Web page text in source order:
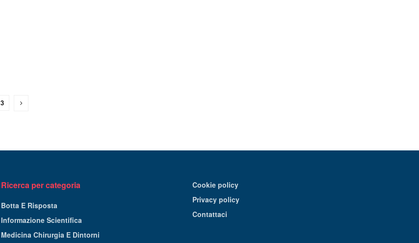
3
Ricerca per categoria
Botta E Risposta
Informazione Scientifica
Medicina Chirurgia E Dintorni
Cookie policy
Privacy policy
Contattaci